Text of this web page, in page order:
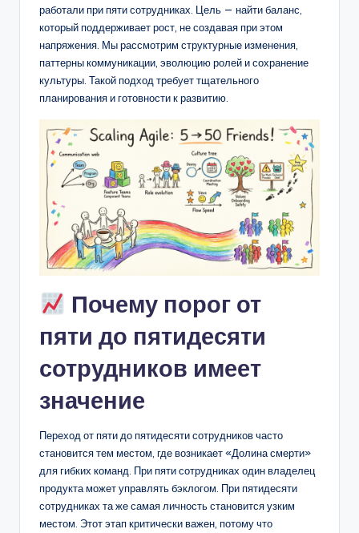
D
it
работали при пяти сотрудниках. Цель — найти баланс,
который поддерживает рост, не создавая при этом
напряжения. Мы рассмотрим структурные изменения,
паттерны коммуникации, эволюцию ролей и сохранение
культуры. Такой подход требует тщательного
планирования и готовности к развитию.
Почему порог от
пяти до пятидесяти
сотрудников имеет
значение
Переход от пяти до пятидесяти сотрудников часто
становится тем местом, где возникает «Долина смерти»
для гибких команд. При пяти сотрудниках один владелец
продукта может управлять бэклогом. При пятидесяти
сотрудниках та же самая личность становится узким
местом. Этот этап критически важен, потому что